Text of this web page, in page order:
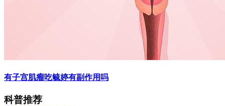
有子宫肌瘤吃毓婷有副作用吗
科普推荐